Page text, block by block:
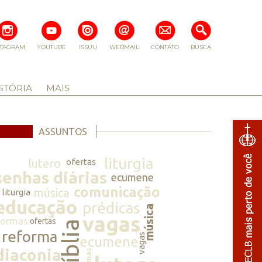
BUSCA
CONTATO
WEBMAIL
ISSUU
YOUTUBE
MAIS
ASSUNTOS
lutero ofertas liturgia
diárias ecumene
liturgia música comunicação
prédicasmúsica
ofertasbíbliavagas
reforma ecumenevagas